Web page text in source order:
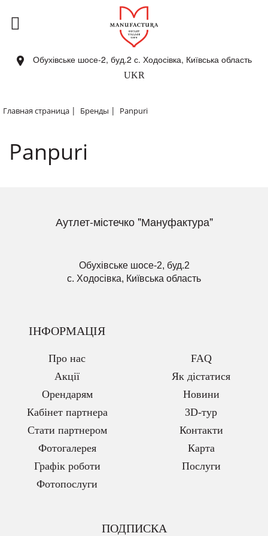
Обухівське шосе-2, буд.2 с. Ходосівка, Київська область
UKR
Главная страница | Бренды | Panpuri
Panpuri
Аутлет-містечко "Мануфактура"
Обухівське шосе-2, буд.2
с. Ходосівка, Київська область
ІНФОРМАЦІЯ
Про нас
Акції
Орендарям
Кабінет партнера
Стати партнером
Фотогалерея
Графік роботи
Фотопослуги
FAQ
Як дістатися
Новини
3D-тур
Контакти
Карта
Послуги
ПОДПИСКА